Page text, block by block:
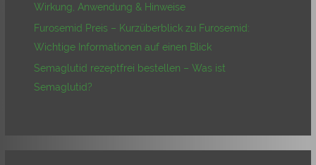
Wirkung, Anwendung & Hinweise
Furosemid Preis – Kurzüberblick zu Furosemid:
Wichtige Informationen auf einen Blick
Semaglutid rezeptfrei bestellen – Was ist
Semaglutid?